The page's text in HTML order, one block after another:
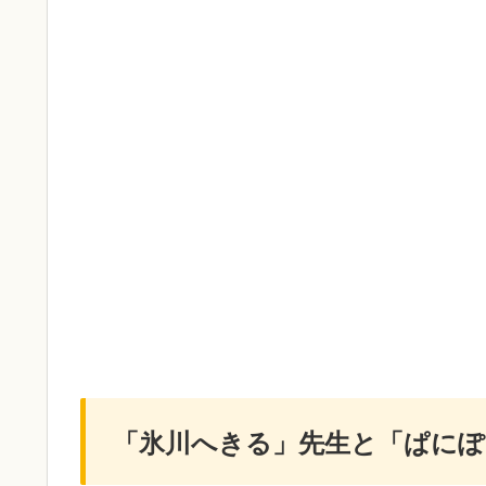
「氷川へきる」先生と「ぱに